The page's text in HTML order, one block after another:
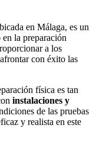
en Málaga, es un
la preparación
a los
con éxito las
física es tan
instalaciones y
de las pruebas
y realista en este